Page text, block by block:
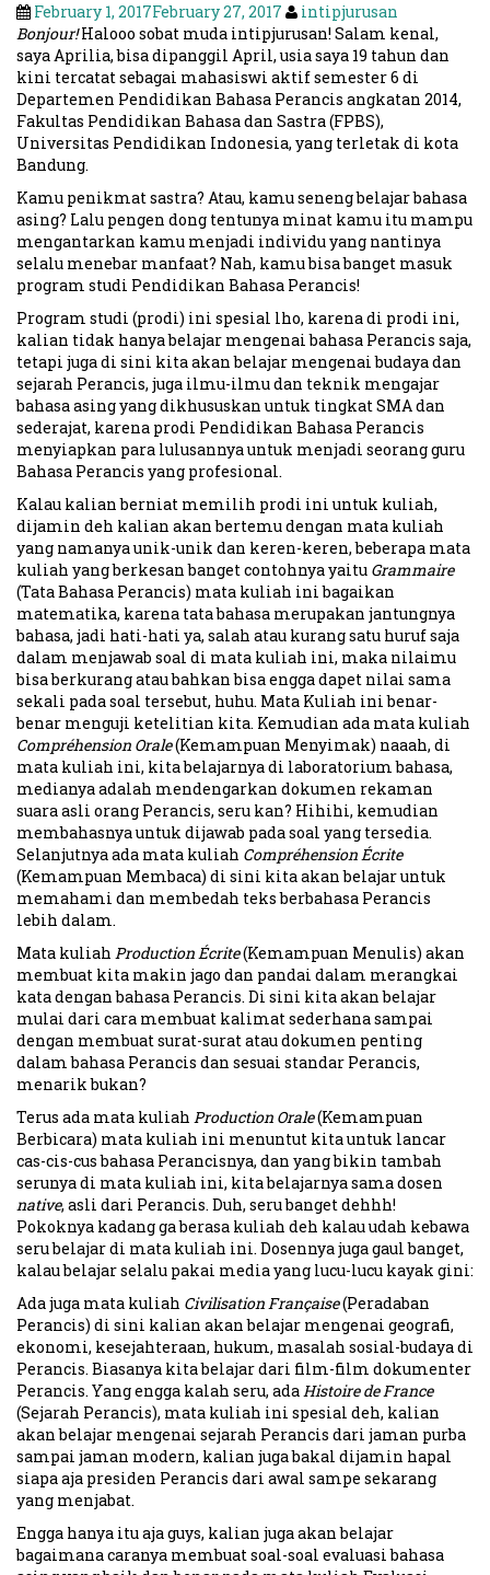
February 1, 2017February 27, 2017
intipjurusan
Bonjour!Halooo sobat muda intipjurusan! Salam kenal,
saya Aprilia, bisa dipanggil April, usia saya 19 tahun dan
kini tercatat sebagai mahasiswi aktif semester 6 di
Departemen Pendidikan Bahasa Perancis angkatan 2014,
Fakultas Pendidikan Bahasa dan Sastra (FPBS),
Universitas Pendidikan Indonesia, yang terletak di kota
Bandung.
Kamu penikmat sastra? Atau, kamu seneng belajar bahasa
asing? Lalu pengen dong tentunya minat kamu itu mampu
mengantarkan kamu menjadi individu yang nantinya
selalu menebar manfaat? Nah, kamu bisa banget masuk
program studi Pendidikan Bahasa Perancis!
Program studi (prodi) ini spesial lho, karena di prodi ini,
kalian tidak hanya belajar mengenai bahasa Perancis saja,
tetapi juga di sini kita akan belajar mengenai budaya dan
sejarah Perancis, juga ilmu-ilmu dan teknik mengajar
bahasa asing yang dikhususkan untuk tingkat SMA dan
sederajat, karena prodi Pendidikan Bahasa Perancis
menyiapkan para lulusannya untuk menjadi seorang guru
Bahasa Perancis yang profesional.
Kalau kalian berniat memilih prodi ini untuk kuliah,
dijamin deh kalian akan bertemu dengan mata kuliah
yang namanya unik-unik dan keren-keren, beberapa mata
kuliah yang berkesan banget contohnya yaitu Grammaire
(Tata Bahasa Perancis) mata kuliah ini bagaikan
matematika, karena tata bahasa merupakan jantungnya
bahasa, jadi hati-hati ya, salah atau kurang satu huruf saja
dalam menjawab soal di mata kuliah ini, maka nilaimu
bisa berkurang atau bahkan bisa engga dapet nilai sama
sekali pada soal tersebut, huhu. Mata Kuliah ini benar-
benar menguji ketelitian kita. Kemudian ada mata kuliah
Compréhension Orale(Kemampuan Menyimak) naaah, di
mata kuliah ini, kita belajarnya di laboratorium bahasa,
medianya adalah mendengarkan dokumen rekaman
suara asli orang Perancis, seru kan? Hihihi, kemudian
membahasnya untuk dijawab pada soal yang tersedia.
Selanjutnya ada mata kuliah Compréhension Écrite
(Kemampuan Membaca) di sini kita akan belajar untuk
memahami dan membedah teks berbahasa Perancis
lebih dalam.
Mata kuliah Production Écrite(Kemampuan Menulis) akan
membuat kita makin jago dan pandai dalam merangkai
kata dengan bahasa Perancis. Di sini kita akan belajar
mulai dari cara membuat kalimat sederhana sampai
dengan membuat surat-surat atau dokumen penting
dalam bahasa Perancis dan sesuai standar Perancis,
menarik bukan?
Terus ada mata kuliah Production Orale(Kemampuan
Berbicara) mata kuliah ini menuntut kita untuk lancar
cas-cis-cus bahasa Perancisnya, dan yang bikin tambah
serunya di mata kuliah ini, kita belajarnya sama dosen
native, asli dari Perancis. Duh, seru banget dehhh!
Pokoknya kadang ga berasa kuliah deh kalau udah kebawa
seru belajar di mata kuliah ini. Dosennya juga gaul banget,
kalau belajar selalu pakai media yang lucu-lucu kayak gini:
Ada juga mata kuliah Civilisation Française(Peradaban
Perancis) di sini kalian akan belajar mengenai geografi,
ekonomi, kesejahteraan, hukum, masalah sosial-budaya di
Perancis. Biasanya kita belajar dari film-film dokumenter
Perancis. Yang engga kalah seru, adaHistoire de France
(Sejarah Perancis), mata kuliah ini spesial deh, kalian
akan belajar mengenai sejarah Perancis dari jaman purba
sampai jaman modern, kalian juga bakal dijamin hapal
siapa aja presiden Perancis dari awal sampe sekarang
yang menjabat.
Engga hanya itu aja guys, kalian juga akan belajar
bagaimana caranya membuat soal-soal evaluasi bahasa